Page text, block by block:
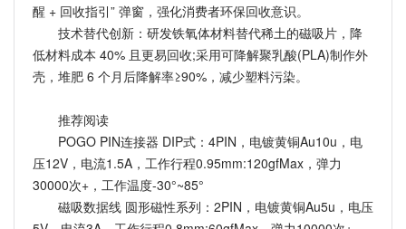
醒 + 回收指引” 弹窗，强化消费者环保回收意识。
技术替代创新：研发铁氧体材料替代稀土的磁吸片，降
低材料成本 40% 且更易回收;采用可降解聚乳酸(PLA)制作外
壳，堆肥 6 个月后降解率≥90%，减少塑料污染。
推荐阅读
POGO PIN连接器 DIP式：4PIN，电镀黄铜Au10u，电
压12V，电流1.5A，工作行程0.95mm:120gfMax，弹力
30000次+，工作温度-30°~85°
磁吸数据线 圆形磁性系列：2PIN，电镀黄铜Au5u，电压